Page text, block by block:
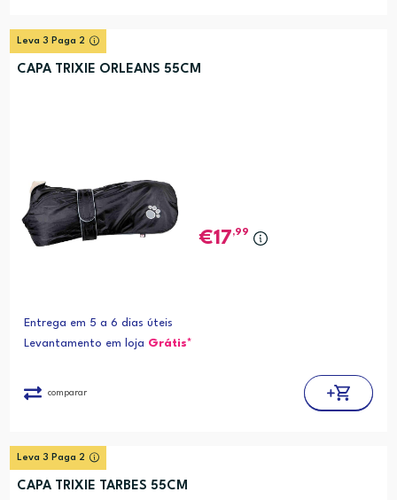
Leva 3 Paga 2
CAPA TRIXIE ORLEANS 55CM
17,99
Entrega em 5 a 6 dias úteis
Levantamento em loja Grátis*
comparar
Leva 3 Paga 2
CAPA TRIXIE TARBES 55CM